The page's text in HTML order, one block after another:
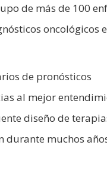
de más de 100
oncológicos
de pronósticos
al mejor
diseño de
muchos